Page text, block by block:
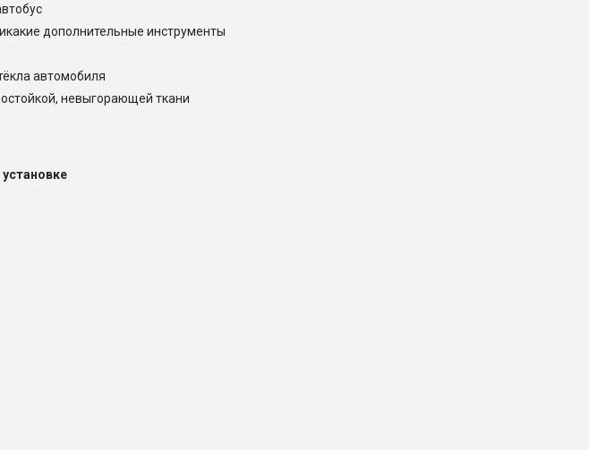
дополнительные инструменты
автомобиля
невыгорающей ткани